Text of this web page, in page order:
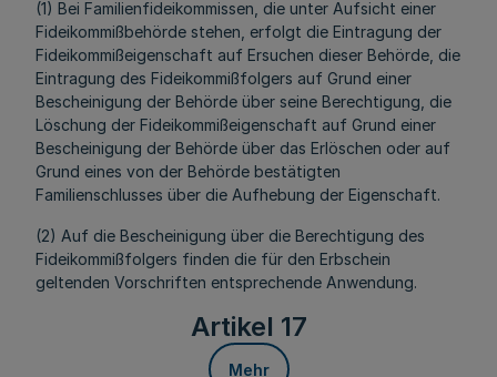
(1) Bei Familienfideikommissen, die unter Aufsicht einer
Fideikommißbehörde stehen, erfolgt die Eintragung der
Fideikommißeigenschaft auf Ersuchen dieser Behörde, die
Eintragung des Fideikommißfolgers auf Grund einer
Bescheinigung der Behörde über seine Berechtigung, die
Löschung der Fideikommißeigenschaft auf Grund einer
Bescheinigung der Behörde über das Erlöschen oder auf
Grund eines von der Behörde bestätigten
Familienschlusses über die Aufhebung der Eigenschaft.
(2) Auf die Bescheinigung über die Berechtigung des
Fideikommißfolgers finden die für den Erbschein
geltenden Vorschriften entsprechende Anwendung.
Artikel 17
Mehr